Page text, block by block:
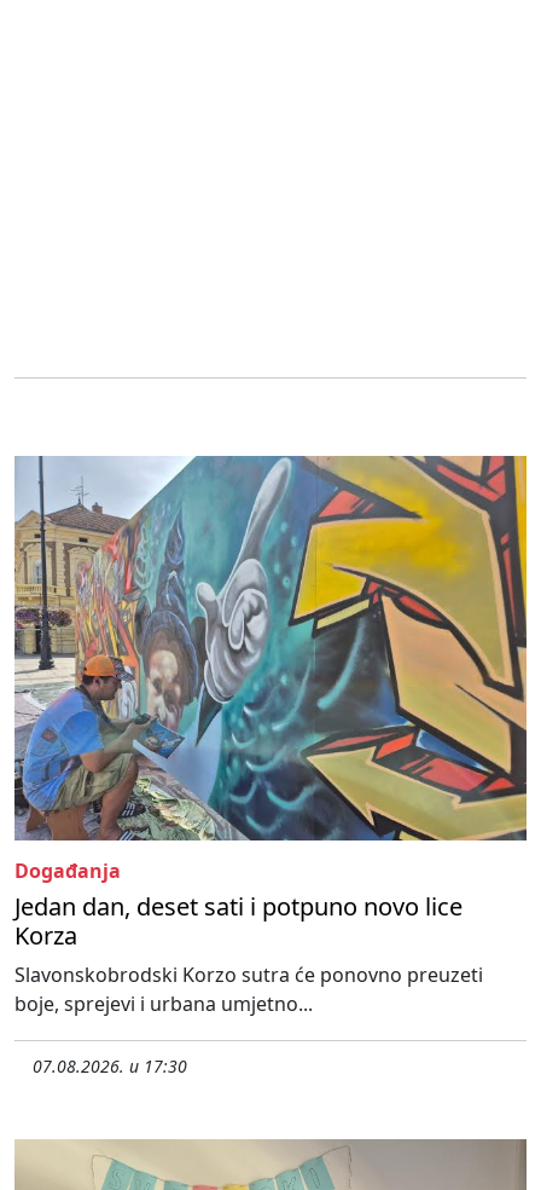
Događanja
Jedan dan, deset sati i potpuno novo lice
Korza
Slavonskobrodski Korzo sutra će ponovno preuzeti
boje, sprejevi i urbana umjetno...
07.08.2026. u 17:30